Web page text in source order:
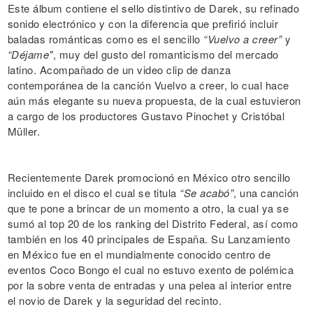
Este álbum contiene el sello distintivo de Darek, su refinado
sonido electrónico y con la diferencia que prefirió incluir
baladas románticas como es el sencillo “Vuelvo a creer”y
“Déjame", muy del gusto del romanticismo del mercado
latino. Acompañado de un video clip de danza
contemporánea de la canción Vuelvo a creer, lo cual hace
aún más elegante su nueva propuesta, de la cual estuvieron
a cargo de los productores Gustavo Pinochet y Cristóbal
Müller.
Recientemente Darek promocionó en México otro sencillo
incluido en el disco el cual se titula “Se acabó”, una canción
que te pone a brincar de un momento a otro, la cual ya se
sumó al top 20 de los ranking del Distrito Federal, así como
también en los 40 principales de España. Su Lanzamiento
en México fue en el mundialmente conocido centro de
eventos Coco Bongo el cual no estuvo exento de polémica
por la sobre venta de entradas y una pelea al interior entre
el novio de Darek y la seguridad del recinto.